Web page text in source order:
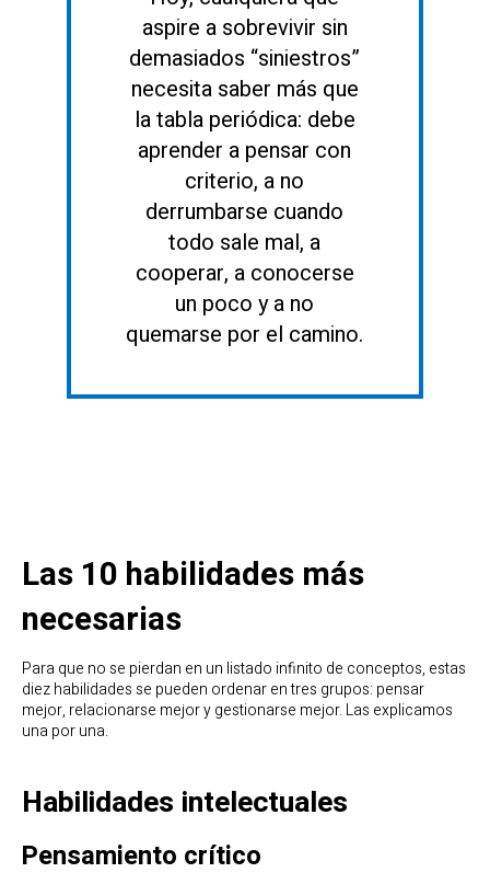
aspire a sobrevivir sin
demasiados “siniestros”
necesita saber más que
la tabla periódica: debe
aprender a pensar con
criterio, a no
derrumbarse cuando
todo sale mal, a
cooperar, a conocerse
un poco y a no
quemarse por el camino.
Las 10 habilidades más
necesarias
Para que no se pierdan en un listado infinito de conceptos, estas
diez habilidades se pueden ordenar en tres grupos: pensar
mejor, relacionarse mejor y gestionarse mejor. Las explicamos
una por una.
Habilidades intelectuales
Pensamiento crítico